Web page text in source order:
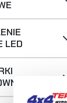
LED
CTEK